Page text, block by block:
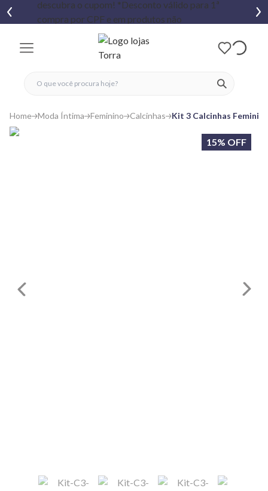
ver
fechar menu
fechar menu
favoritos
Home Moda Íntima Feminino Calcinhas Kit 3 Calcinhas
15% OFF